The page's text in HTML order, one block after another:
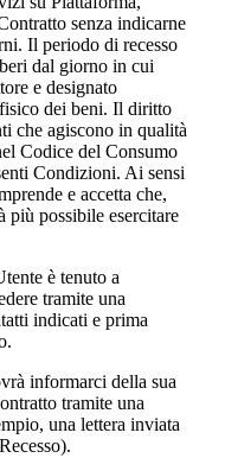
senza indicarne
Il periodo di recesso
dal giorno in cui
e designato
dei beni. Il diritto
che agiscono in qualità
Codice del Consumo
Condizioni. Ai sensi
e accetta che,
più possibile esercitare
è tenuto a
tramite una
indicati e prima
informarci della sua
tramite una
una lettera inviata